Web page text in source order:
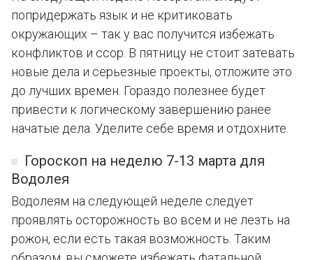
попридержать язык и не критиковать
окружающих – так у вас получится избежать
конфликтов и ссор. В пятницу не стоит затевать
новые дела и серьезные проекты, отложите это
до лучших времен. Гораздо полезнее будет
привести к логическому завершению ранее
начатые дела. Уделите себе время и отдохните.
Гороскоп на неделю 7-13 марта для
Водолея
Водолеям на следующей неделе следует
проявлять осторожность во всем и не лезть на
рожон, если есть такая возможность. Таким